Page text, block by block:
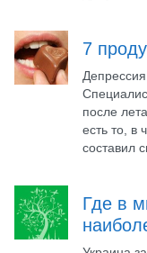
7
после
есть то, в
составил
Где в